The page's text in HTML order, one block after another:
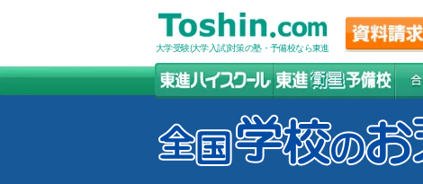
大学受験(大学入試)対策の塾・予備校なら東進